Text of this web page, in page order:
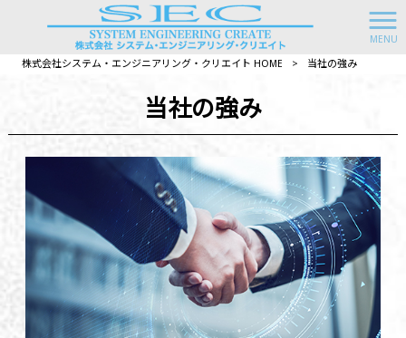
MENU
株式会社システム・エンジニアリング・クリエイト HOME > 当社の強み
当社の強み